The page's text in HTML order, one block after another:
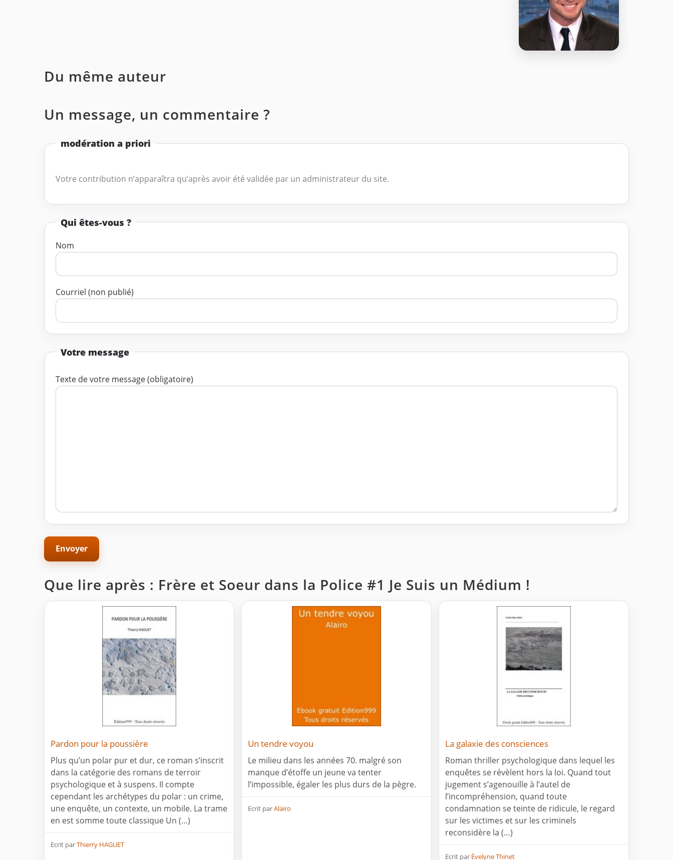
Du même auteur
Un message, un commentaire ?
modération a priori
Votre contribution n’apparaîtra qu’après avoir été validée par un administrateur du site.
Qui êtes-vous ?
Nom
Courriel (non publié)
Votre message
Texte de votre message (obligatoire)
Que lire après : Frère et Soeur dans la Police #1 Je Suis un Médium !
Pardon pour la poussière
Plus qu’un polar pur et dur, ce roman s’inscrit
dans la catégorie des romans de terroir
psychologique et à suspens. Il compte
cependant les archétypes du polar : un crime,
une enquête, un contexte, un mobile. La trame
en est somme toute classique Un (…)
Ecrit parThierry HAGUET
Un tendre voyou
Le milieu dans les années 70. malgré son
manque d’étoffe un jeune va tenter
l’impossible, égaler les plus durs de la pègre.
Ecrit parAlairo
La galaxie des consciences
Roman thriller psychologique dans lequel les
enquêtes se révèlent hors la loi. Quand tout
jugement s’agenouille à l’autel de
l’incompréhension, quand toute
condamnation se teinte de ridicule, le regard
sur les victimes et sur les criminels
reconsidère la (…)
Ecrit par Évelyne Thinet